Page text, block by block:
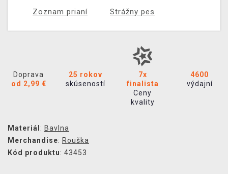
Zoznam prianí Strážny pes
Doprava
od 2,99 €
25 rokov
skúseností
7x
finalista
Ceny
kvality
4600
výdajní
Materiál : Bavlna
Merchandise: Rouška
Kód produktu: 43453